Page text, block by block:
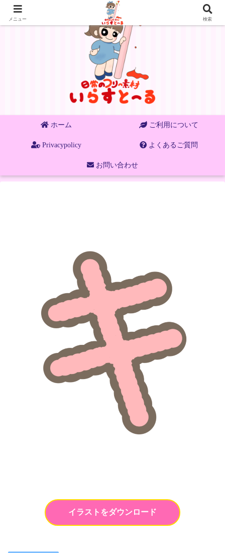
ホーム ご利用について
Privacypolicy よくあるご質問
お問い合わせ
イラストをダウンロード
メニュー 検索